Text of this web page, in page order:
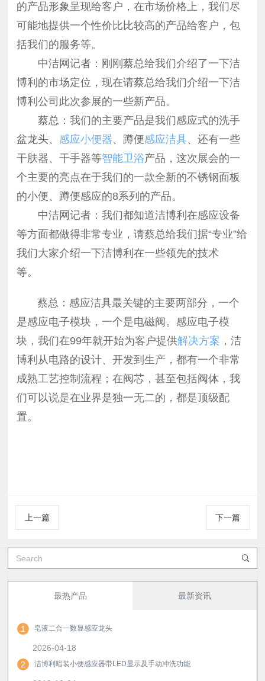
的产品形象呈现给客户，在市场价格上，我们尽
可能地提供一个性价比比较高的产品给客户，包
括我们的服务等。
中洁网记者：刚刚蔡总给我们介绍了一下洁
博利的市场定位，现在请蔡总给我们介绍一下洁
博利公司此次参展的一些新产品。
蔡总：我们的主要产品是我们感应式的洗手
盆龙头、 感应小便器、蹲便感应洁具、还有一些
干肤器、干手器等智能卫浴产品，这次展会的一
个主要的亮点在于我们的一款全新的不锈钢面板
的小便、蹲便感应的8系列的产品。
中洁网记者：我们都知道洁博利在感应设备
等方面都做得非常专业，请蔡总给我们据“专业”给
我们大家介绍一下洁博利在一些领先的技术
等。
蔡总：感应洁具最关键的主要两部分，一个
是感应电子模块，一个是电磁阀。感应电子模
块，我们在99年就开始为客户提供解决方案 ，洁
博利从电路的设计、开发到生产，都有一个非常
成熟工艺控制流程；在阀芯，甚至包括阀体，我
们可以说是在业界是独一无二的，都是顶级配
置。
上一篇 下一篇
最热产品 最新资讯
1 皂液二合一数显感应龙头
2026-04-18
2
洁博利暗装小便感应器带LED显示及手动冲洗功能